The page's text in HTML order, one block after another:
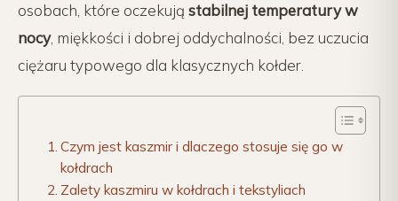
osobach, które oczekują stabilnej temperatury w
nocy, miękkości i dobrej oddychalności, bez uczucia
ciężaru typowego dla klasycznych kołder.
Czym jest kaszmir i dlaczego stosuje się go w
kołdrach
Zalety kaszmiru w kołdrach i tekstyliach